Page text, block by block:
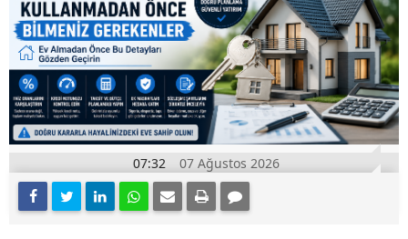
07:32 07 Ağustos 2026